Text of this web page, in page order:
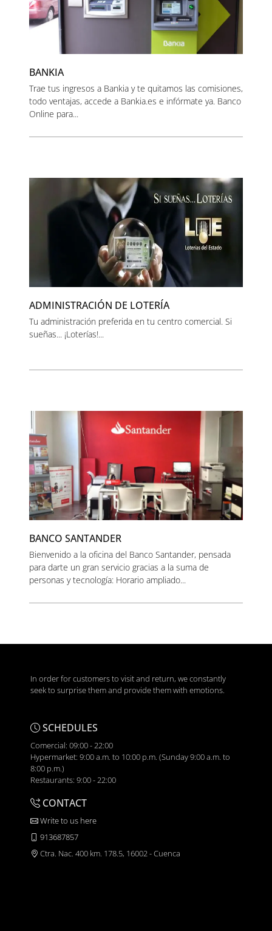
BANKIA
Trae tus ingresos a Bankia y te quitamos las comisiones,
todo ventajas, accede a Bankia.es e infórmate ya. Banco
Online para...
ADMINISTRACIÓN DE LOTERÍA
Tu administración preferida en tu centro comercial. Si
sueñas... ¡Loterías!...
BANCO SANTANDER
Bienvenido a la oficina del Banco Santander, pensada
para darte un gran servicio gracias a la suma de
personas y tecnología: Horario ampliado...
In order for customers to visit and return, we constantly
seek to surprise them and provide them with emotions.
SCHEDULES
Comercial: 09:00 - 22:00
Hypermarket: 9:00 a.m. to 10:00 p.m. (Sunday 9:00 a.m. to
8:00 p.m.)
Restaurants: 9:00 - 22:00
CONTACT
Write to us here
913687857
Ctra. Nac. 400 km. 178.5, 16002 - Cuenca